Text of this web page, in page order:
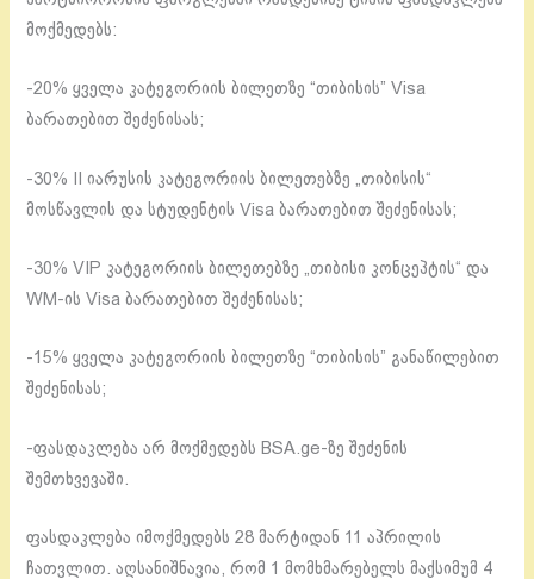
მოქმედებს:
-20% ყველა კატეგორიის ბილეთზე “თიბისის” Visa
ბარათებით შეძენისას;
-30% II იარუსის კატეგორიის ბილეთებზე „თიბისის“
მოსწავლის და სტუდენტის Visa ბარათებით შეძენისას;
-30% VIP კატეგორიის ბილეთებზე „თიბისი კონცეპტის“ და
WM-ის Visa ბარათებით შეძენისას;
-15% ყველა კატეგორიის ბილეთზე “თიბისის” განაწილებით
შეძენისას;
-ფასდაკლება არ მოქმედებს BSA.ge-ზე შეძენის
შემთხვევაში.
ფასდაკლება იმოქმედებს 28 მარტიდან 11 აპრილის
ჩათვლით. აღსანიშნავია, რომ 1 მომხმარებელს მაქსიმუმ 4